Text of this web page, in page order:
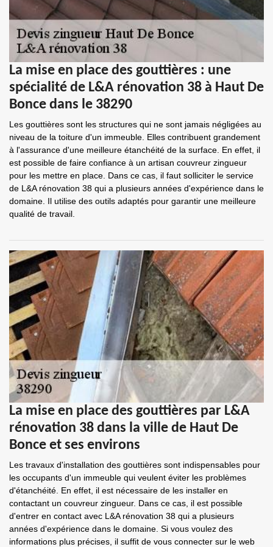
La mise en place des gouttières : une
spécialité de L&A rénovation 38 à Haut De
Bonce dans le 38290
Les gouttières sont les structures qui ne sont jamais négligées au
niveau de la toiture d'un immeuble. Elles contribuent grandement
à l'assurance d'une meilleure étanchéité de la surface. En effet, il
est possible de faire confiance à un artisan couvreur zingueur
pour les mettre en place. Dans ce cas, il faut solliciter le service
de L&A rénovation 38 qui a plusieurs années d'expérience dans le
domaine. Il utilise des outils adaptés pour garantir une meilleure
qualité de travail.
La mise en place des gouttières par L&A
rénovation 38 dans la ville de Haut De
Bonce et ses environs
Les travaux d'installation des gouttières sont indispensables pour
les occupants d'un immeuble qui veulent éviter les problèmes
d'étanchéité. En effet, il est nécessaire de les installer en
contactant un couvreur zingueur. Dans ce cas, il est possible
d'entrer en contact avec L&A rénovation 38 qui a plusieurs
années d'expérience dans le domaine. Si vous voulez des
informations plus précises, il suffit de vous connecter sur le web